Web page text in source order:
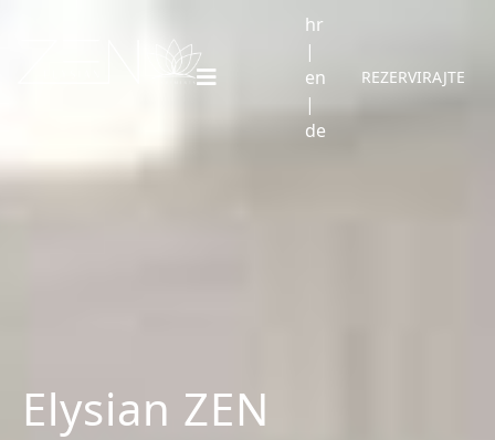
REZERVIRAJTE
hr
|
en
|
de
Elysian ZEN